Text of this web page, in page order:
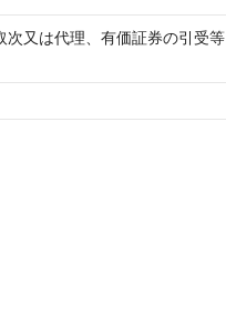
又は代理、有価証券の引受等